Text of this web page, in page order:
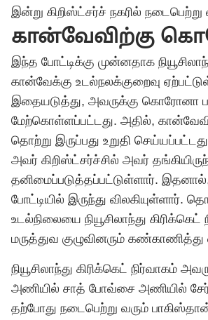
இன்று கிறிஸ்ட்சர்ச் நகரில் நடைபெற்று
கான்வேவிற்கு
இந்த போட்டிக்கு முன்னதாக
கான்வேக்கு உடல்நலக்குறைவு
இதையடுத்து, அவருக்கு கொரோனா
மேற்கொள்ளப்பட்டது. அதில்,
தொற்று இருப்பது உறுதி
அவர் கிறிஸ்ட்சர்ச்சில் அவர்
தனிமைப்படுத்தப்பட்டுள்ளார்.
போட்டியில் இருந்து விலகியுள்ளார்.
உடல்நிலையை நியூசிலாந்து கிரிக்கெட்
மருத்துவ குழுவினரும் கண்காணித்து
நியூசிலாந்து கிரிக்கெட் நிர்வாகம்
அணியில் சாத் போவ்சை அணியில்
தற்போது நடைபெற்று வரும்